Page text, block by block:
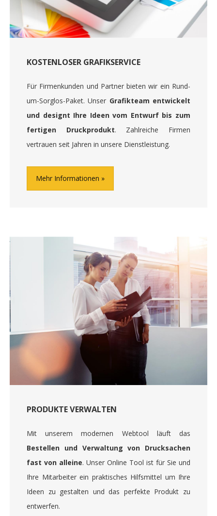
KOSTENLOSER GRAFIKSERVICE
Für Firmenkunden und Partner bieten wir ein Rund-
um-Sorglos-Paket. Unser Grafikteam entwickelt
und designt Ihre Ideen vom Entwurf bis zum
fertigen Druckprodukt. Zahlreiche Firmen
vertrauen seit Jahren in unsere Dienstleistung.
Mehr Informationen
PRODUKTE VERWALTEN
Mit unserem modernen Webtool läuft das
Bestellen und Verwaltung von Drucksachen
fast von alleine. Unser Online Tool ist für Sie und
Ihre Mitarbeiter ein praktisches Hilfsmittel um Ihre
Ideen zu gestalten und das perfekte Produkt zu
entwerfen.